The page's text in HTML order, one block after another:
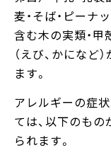
麦・そば・ピーナ
含む木の実類・甲
（えび、かになど
ます。
アレルギーの症
ては、以下のもの
られます。